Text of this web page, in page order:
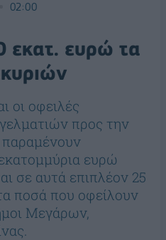
02:00
εκατ. ευρώ τα
οι οφειλές
προς την
ευρώ
σε αυτά επιπλέον 25
ποσά που οφείλουν
Μεγάρων,